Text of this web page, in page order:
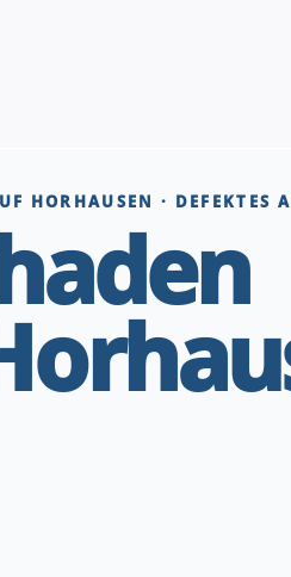
HORHAUSEN · DEFEKTES